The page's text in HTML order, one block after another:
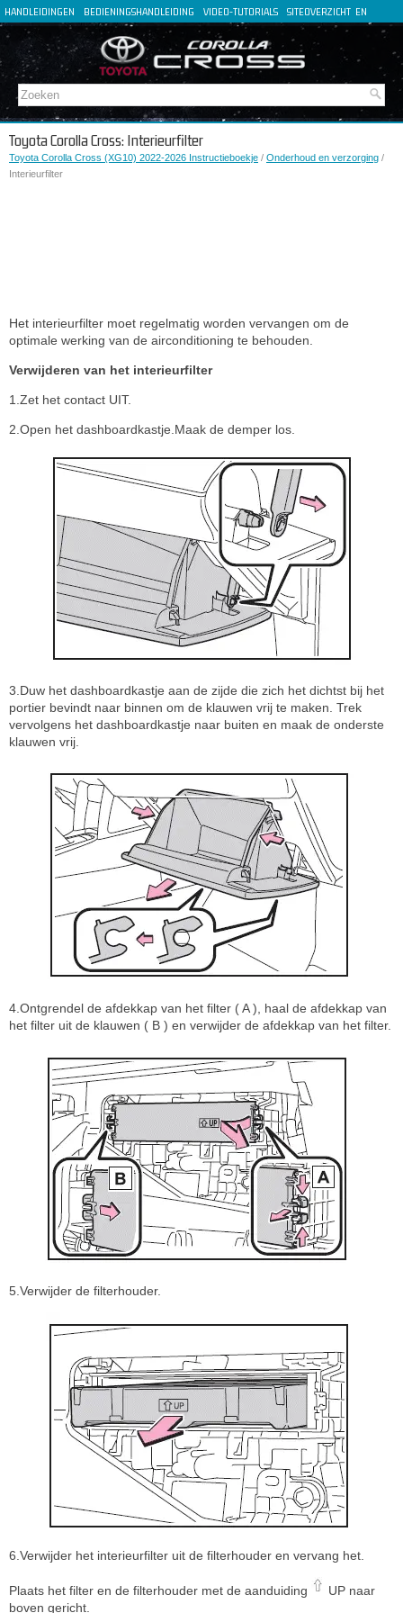
HANDLEIDINGEN BEDIENINGSHANDLEIDING VIDEO-TUTORIALS SITEOVERZICHT EN
FR
DE
IT
Toyota Corolla Cross: Interieurfilter
Toyota Corolla Cross (XG10) 2022-2026 Instructieboekje / Onderhoud en verzorging /
Interieurfilter
Het interieurfilter moet regelmatig worden vervangen om de
optimale werking van de airconditioning te behouden.
Verwijderen van het interieurfilter
1.Zet het contact UIT.
2.Open het dashboardkastje.Maak de demper los.
3.Duw het dashboardkastje aan de zijde die zich het dichtst bij het
portier bevindt naar binnen om de klauwen vrij te maken. Trek
vervolgens het dashboardkastje naar buiten en maak de onderste
klauwen vrij.
4.Ontgrendel de afdekkap van het filter ( A ), haal de afdekkap van
het filter uit de klauwen ( B ) en verwijder de afdekkap van het filter.
5.Verwijder de filterhouder.
6.Verwijder het interieurfilter uit de filterhouder en vervang het.
Plaats het filter en de filterhouder met de aanduiding
UP naar
boven gericht.